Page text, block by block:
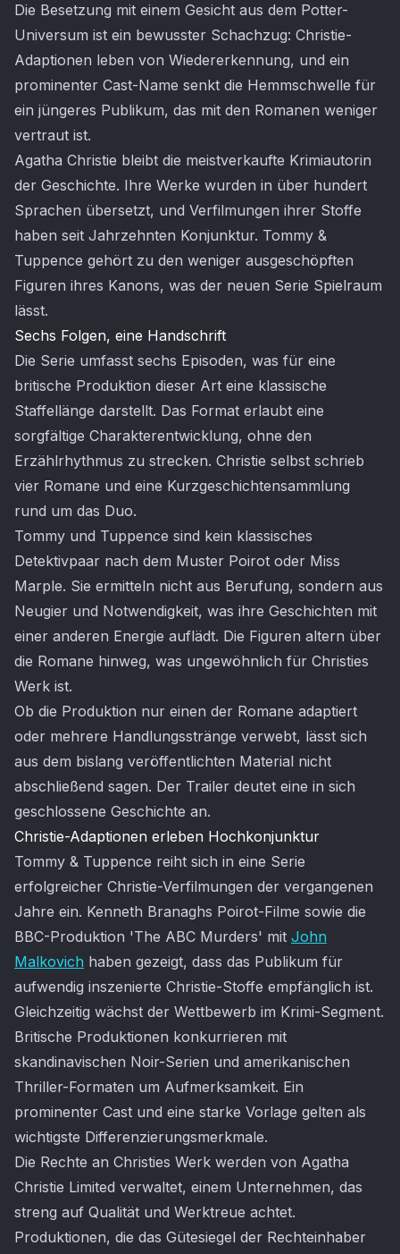
Die Besetzung mit einem Gesicht aus dem Potter-
Universum ist ein bewusster Schachzug: Christie-
Adaptionen leben von Wiedererkennung, und ein
prominenter Cast-Name senkt die Hemmschwelle für
ein jüngeres Publikum, das mit den Romanen weniger
vertraut ist.
Agatha Christie bleibt die meistverkaufte Krimiautorin
der Geschichte. Ihre Werke wurden in über hundert
Sprachen übersetzt, und Verfilmungen ihrer Stoffe
haben seit Jahrzehnten Konjunktur. Tommy &
Tuppence gehört zu den weniger ausgeschöpften
Figuren ihres Kanons, was der neuen Serie Spielraum
lässt.
Sechs Folgen, eine Handschrift
Die Serie umfasst sechs Episoden, was für eine
britische Produktion dieser Art eine klassische
Staffellänge darstellt. Das Format erlaubt eine
sorgfältige Charakterentwicklung, ohne den
Erzählrhythmus zu strecken. Christie selbst schrieb
vier Romane und eine Kurzgeschichtensammlung
rund um das Duo.
Tommy und Tuppence sind kein klassisches
Detektivpaar nach dem Muster Poirot oder Miss
Marple. Sie ermitteln nicht aus Berufung, sondern aus
Neugier und Notwendigkeit, was ihre Geschichten mit
einer anderen Energie auflädt. Die Figuren altern über
die Romane hinweg, was ungewöhnlich für Christies
Werk ist.
Ob die Produktion nur einen der Romane adaptiert
oder mehrere Handlungsstränge verwebt, lässt sich
aus dem bislang veröffentlichten Material nicht
abschließend sagen. Der Trailer deutet eine in sich
geschlossene Geschichte an.
Christie-Adaptionen erleben Hochkonjunktur
Tommy & Tuppence reiht sich in eine Serie
erfolgreicher Christie-Verfilmungen der vergangenen
Jahre ein. Kenneth Branaghs Poirot-Filme sowie die
BBC-Produktion 'The ABC Murders' mit John
Malkovich haben gezeigt, dass das Publikum für
aufwendig inszenierte Christie-Stoffe empfänglich ist.
Gleichzeitig wächst der Wettbewerb im Krimi-Segment.
Britische Produktionen konkurrieren mit
skandinavischen Noir-Serien und amerikanischen
Thriller-Formaten um Aufmerksamkeit. Ein
prominenter Cast und eine starke Vorlage gelten als
wichtigste Differenzierungsmerkmale.
Die Rechte an Christies Werk werden von Agatha
Christie Limited verwaltet, einem Unternehmen, das
streng auf Qualität und Werktreue achtet.
Produktionen, die das Gütesiegel der Rechteinhaber